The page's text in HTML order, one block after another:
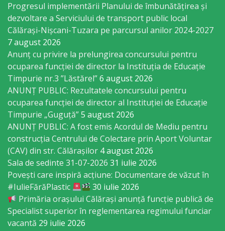
Relații
cu
Publicul,
Operator
CISC
Organigrama
Regulament
Consiliul
local
Secretarul
Consiliului
Progresul implementării Planului de îmbunătățirea și
dezvoltare a Serviciului de transport public local
Călărași-Nișcani-Tuzara pe parcursul anilor 2024-2027
7 august 2026
Anunț cu privire la prelungirea concursului pentru
ocuparea funcţiei de director la Instituția de Educație
Timpurie nr.3 ”Lăstărel”6 august 2026
ANUNȚ PUBLIC: Rezultatele concursului pentru
ocuparea funcției de director al Instituției de Educație
Timpurie „Guguță”5 august 2026
ANUNȚ PUBLIC: A fost emis Acordul de Mediu pentru
construcția Centrului de Colectare prin Aport Voluntar
(CAV) din str. Călărașilor 4 august 2026
Sala de sedinte 31-07-2026 31 iulie 2026
Povești care inspiră acțiune: Documentare de văzut în
#IulieFărăPlastic
30 iulie 2026
Primăria orașului Călărași anunță funcție publică de
Specialist superior în reglementarea regimului funciar
vacantă 29 iulie 2026